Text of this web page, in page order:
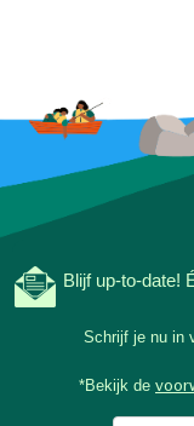
Blijf up-to-date!
Schrijf je nu in
*Bekijk de